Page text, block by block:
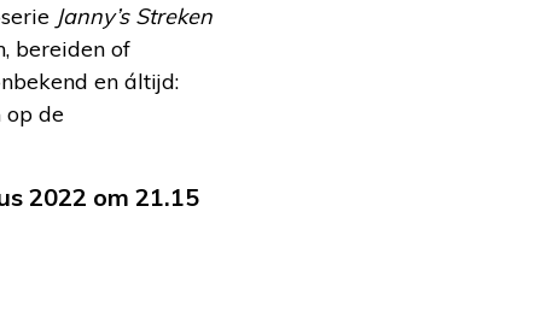
Janny’s Streken
bereiden of
en áltijd:
de
2022 om 21.15